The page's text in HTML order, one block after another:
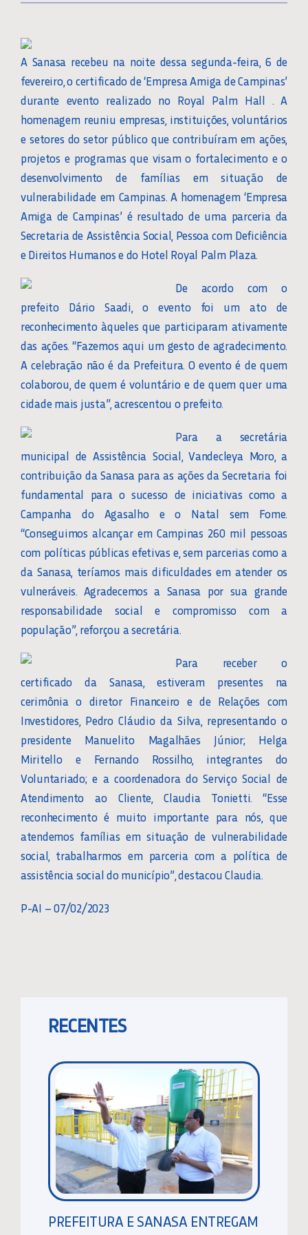
A Sanasa recebeu na noite dessa segunda-feira, 6 de
fevereiro, o certificado de ‘Empresa Amiga de Campinas’
durante evento realizado no Royal Palm Hall . A
homenagem reuniu empresas, instituições, voluntários
e setores do setor público que contribuíram em ações,
projetos e programas que visam o fortalecimento e o
desenvolvimento de famílias em situação de
vulnerabilidade em Campinas. A homenagem ‘Empresa
Amiga de Campinas’ é resultado de uma parceria da
Secretaria de Assistência Social, Pessoa com Deficiência
e Direitos Humanos e do Hotel Royal Palm Plaza.
De acordo com o
prefeito Dário Saadi, o evento foi um ato de
reconhecimento àqueles que participaram ativamente
das ações. “Fazemos aqui um gesto de agradecimento.
A celebração não é da Prefeitura. O evento é de quem
colaborou, de quem é voluntário e de quem quer uma
cidade mais justa”, acrescentou o prefeito.
Para a secretária
municipal de Assistência Social, Vandecleya Moro, a
contribuição da Sanasa para as ações da Secretaria foi
fundamental para o sucesso de iniciativas como a
Campanha do Agasalho e o Natal sem Fome.
“Conseguimos alcançar em Campinas 260 mil pessoas
com políticas públicas efetivas e, sem parcerias como a
da Sanasa, teríamos mais dificuldades em atender os
vulneráveis. Agradecemos a Sanasa por sua grande
responsabilidade social e compromisso com a
população”, reforçou a secretária.
Para receber o
certificado da Sanasa, estiveram presentes na
cerimônia o diretor Financeiro e de Relações com
Investidores, Pedro Cláudio da Silva, representando o
presidente Manuelito Magalhães Júnior; Helga
Miritello e Fernando Rossilho, integrantes do
Voluntariado; e a coordenadora do Serviço Social de
Atendimento ao Cliente, Claudia Tonietti. “Esse
reconhecimento é muito importante para nós, que
atendemos famílias em situação de vulnerabilidade
social, trabalharmos em parceria com a política de
assistência social do município”, destacou Claudia.
P-AI – 07/02/2023
RECENTES
PREFEITURA E SANASA ENTREGAM